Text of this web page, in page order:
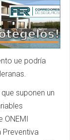
ue podría
suponen un
Preventiva